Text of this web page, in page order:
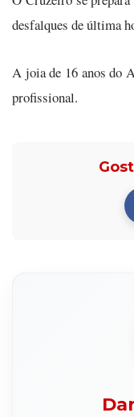
desfalques de última
A joia de 16 anos do
profissional.